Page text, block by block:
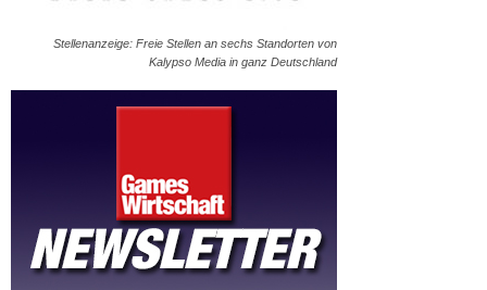
Stellenanzeige: Freie Stellen an sechs Standorten von
Kalypso Media in ganz Deutschland